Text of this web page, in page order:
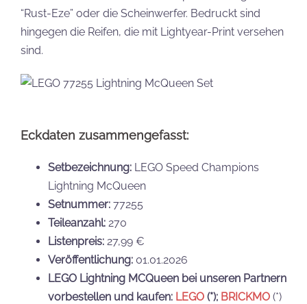
“Rust-Eze” oder die Scheinwerfer. Bedruckt sind
hingegen die Reifen, die mit Lightyear-Print versehen
sind.
Eckdaten zusammengefasst:
Setbezeichnung: LEGO Speed Champions
Lightning McQueen
Setnummer: 77255
Teileanzahl: 270
Listenpreis: 27,99 €
Veröffentlichung: 01.01.2026
LEGO Lightning MCQueen bei unseren Partnern
vorbestellen und kaufen: LEGO (*); BRICKMO (*)